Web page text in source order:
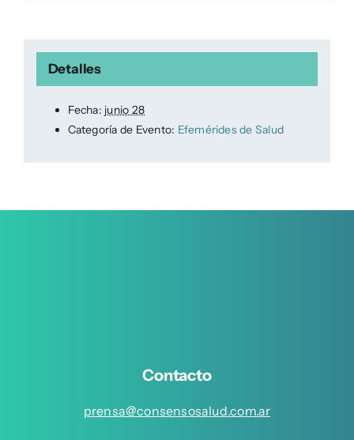
Detalles
Fecha: junio 28
Categoría de Evento: Efemérides de Salud
Contacto
prensa@consensosalud.com.ar